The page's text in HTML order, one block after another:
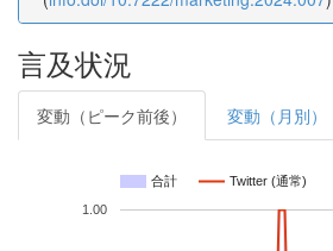
言及状況
変動（ピーク前後） 変動（月別）
合計 Twitter (通常)
1.00